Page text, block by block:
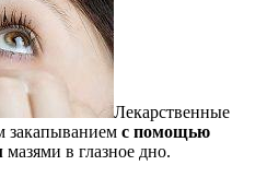
Лекарственные
закапыванием с помощью
мазями в глазное дно.